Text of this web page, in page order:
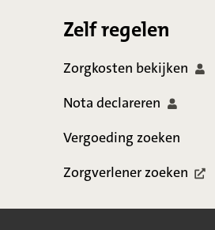
Zelf regelen
Zorgkosten bekijken
Nota declareren
Vergoeding zoeken
Zorgverlenerzoeken